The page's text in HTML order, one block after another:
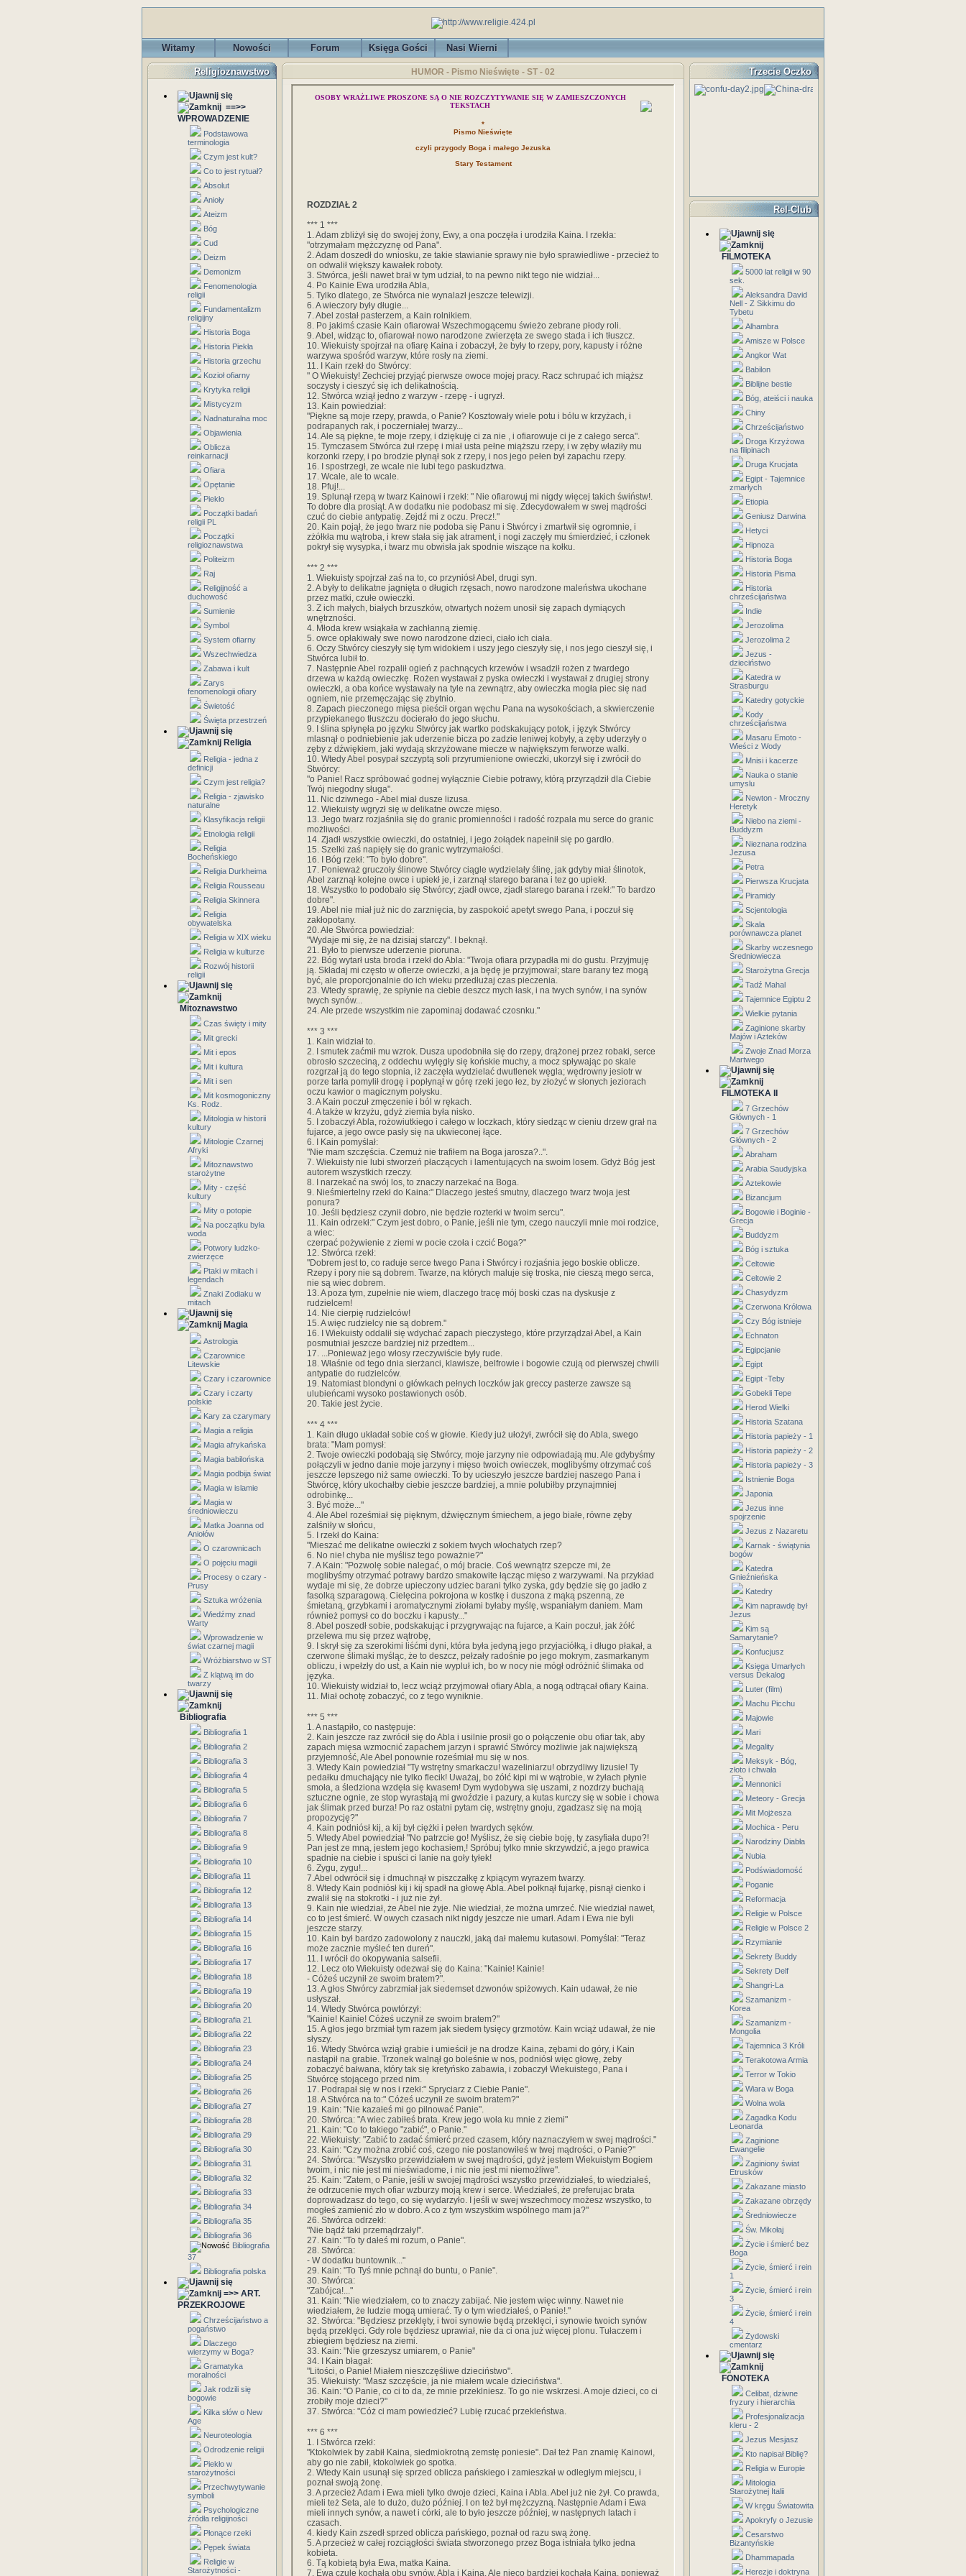
Witamy Nowości Forum Księga Gości Nasi Wierni
Religioznawstwo
==>>
WPROWADZENIE
Podstawowa
terminologia
Czym jest kult?
Co to jest rytuał?
Absolut
Anioły
Ateizm
Bóg
Cud
Deizm
Demonizm
Fenomenologia
religii
Fundamentalizm
religijny
Historia Boga
Historia Piekła
Historia grzechu
Kozioł ofiarny
Krytyka religii
Mistycyzm
Nadnaturalna moc
Objawienia
Oblicza
reinkarnacji
Ofiara
Opętanie
Piekło
Początki badań
religii PL
Początki
religioznawstwa
Politeizm
Raj
Religijność a
duchowość
Sumienie
Symbol
System ofiarny
Wszechwiedza
Zabawa i kult
Zarys
fenomenologii ofiary
Świetość
Święta przestrzeń
Religia
Religia - jedna z
definicji
Czym jest religia?
Religia - zjawisko
naturalne
Klasyfikacja religii
Etnologia religii
Religia
Bocheńskiego
Religia Durkheima
Religia Rousseau
Religia Skinnera
Religia
obywatelska
Religia w XIX wieku
Religia w kulturze
Rozwój historii
religii
Mitoznawstwo
Czas święty i mity
Mit grecki
Mit i epos
Mit i kultura
Mit i sen
Mit kosmogoniczny
Ks. Rodz.
Mitologia w historii
kultury
Mitologie Czarnej
Afryki
Mitoznawstwo
starożytne
Mity - część
kultury
Mity o potopie
Na początku była
woda
Potwory ludzko-
zwierzęce
Ptaki w mitach i
legendach
Znaki Zodiaku w
mitach
Magia
Astrologia
Czarownice
Litewskie
Czary i czarownice
Czary i czarty
polskie
Kary za czarymary
Magia a religia
Magia afrykańska
Magia babilońska
Magia podbija świat
Magia w islamie
Magia w
średniowieczu
Matka Joanna od
Aniołów
O czarownicach
O pojęciu magii
Procesy o czary -
Prusy
Sztuka wróżenia
Wiedźmy znad
Warty
Wprowadzenie w
świat czarnej magii
Wróżbiarstwo w ST
Z klątwą im do
twarzy
Bibliografia
Bibliografia 1
Bibliografia 2
Bibliografia 3
Bibliografia 4
Bibliografia 5
Bibliografia 6
Bibliografia 7
Bibliografia 8
Bibliografia 9
Bibliografia 10
Bibliografia 11
Bibliografia 12
Bibliografia 13
Bibliografia 14
Bibliografia 15
Bibliografia 16
Bibliografia 17
Bibliografia 18
Bibliografia 19
Bibliografia 20
Bibliografia 21
Bibliografia 22
Bibliografia 23
Bibliografia 24
Bibliografia 25
Bibliografia 26
Bibliografia 27
Bibliografia 28
Bibliografia 29
Bibliografia 30
Bibliografia 31
Bibliografia 32
Bibliografia 33
Bibliografia 34
Bibliografia 35
Bibliografia 36
Bibliografia
37
Bibliografia polska
=>> ART.
PRZEKROJOWE
Chrześcijaństwo a
pogaństwo
Dlaczego
wierzymy w Boga?
Gramatyka
moralności
Jak rodzili się
bogowie
Kilka słów o New
Age
Neuroteologia
Odrodzenie religii
Piekło w
starożytności
Przechwytywanie
symboli
Psychologiczne
źródła religijności
Płonące rzeki
Pępek świata
Religie w
Starożytności -
HUMOR - Pismo Nieświęte - ST - 02
OSOBY WRAŻLIWE PROSZONE SĄ O NIE ROZCZYTYWANIE SIĘ W ZAMIESZCZONYCH
TEKSTACH
*
Pismo Nieświęte
czyli przygody Boga i małego Jezuska
Stary Testament
ROZDZIAŁ 2
*** 1 ***
1. Adam zbliżył się do swojej żony, Ewy, a ona poczęła i urodziła Kaina. I rzekła:
"otrzymałam mężczyznę od Pana".
2. Adam doszedł do wniosku, ze takie stawianie sprawy nie było sprawiedliwe - przecież to
on odwalił większy kawałek roboty.
3. Stwórca, jeśli nawet brał w tym udział, to na pewno nikt tego nie widział...
4. Po Kainie Ewa urodziła Abla,
5. Tylko dlatego, ze Stwórca nie wynalazł jeszcze telewizji.
6. A wieczory były długie...
7. Abel został pasterzem, a Kain rolnikiem.
8. Po jakimś czasie Kain ofiarował Wszechmogącemu świeżo zebrane płody roli.
9. Abel, widząc to, ofiarował nowo narodzone zwierzęta ze swego stada i ich tłuszcz.
10. Wiekuisty spojrzał na ofiarę Kaina i zobaczył, że były to rzepy, pory, kapusty i różne
warzywa spośród warzyw, które rosły na ziemi.
11. I Kain rzekł do Stwórcy:
" O Wiekuisty! Zechciej przyjąć pierwsze owoce mojej pracy. Racz schrupać ich miąższ
soczysty i cieszyć się ich delikatnością.
12. Stwórca wziął jedno z warzyw - rzepę - i ugryzł.
13. Kain powiedział:
"Piękne są moje rzepy, prawda, o Panie? Kosztowały wiele potu i bólu w krzyżach, i
podrapanych rak, i poczerniałej twarzy...
14. Ale są piękne, te moje rzepy, i dziękuję ci za nie , i ofiarowuje ci je z całego serca".
15. Tymczasem Stwórca żuł rzepę i miał usta pełne miąższu rzepy, i w zęby właziły mu
korzonki rzepy, i po brodzie płynął sok z rzepy, i nos jego pełen był zapachu rzepy.
16. I spostrzegł, ze wcale nie lubi tego paskudztwa.
17. Wcale, ale to wcale.
18. Pfuj!...
19. Splunął rzepą w twarz Kainowi i rzekł: " Nie ofiarowuj mi nigdy więcej takich świństw!.
To dobre dla prosiąt. A w dodatku nie podobasz mi się. Zdecydowałem w swej mądrości
czuć do ciebie antypatię. Zejdź mi z oczu. Precz!."
20. Kain pojął, że jego twarz nie podoba się Panu i Stwórcy i zmartwił się ogromnie, i
zżółkła mu wątroba, i krew stała się jak atrament, i nogi zaczęły mu śmierdzieć, i członek
pokrył się wysypka, i twarz mu obwisła jak spodnie wiszące na kołku.
*** 2 ***
1. Wiekuisty spojrzał zaś na to, co przyniósł Abel, drugi syn.
2. A były to delikatne jagnięta o długich rzęsach, nowo narodzone maleństwa ukochane
przez matki, czułe owieczki.
3. Z ich małych, białych brzuszków, otwartych nożem unosił się zapach dymiących
wnętrzności.
4. Młoda krew wsiąkała w zachłanną ziemię.
5. owce opłakiwały swe nowo narodzone dzieci, ciało ich ciała.
6. Oczy Stwórcy cieszyły się tym widokiem i uszy jego cieszyły się, i nos jego cieszył się, i
Stwórca lubił to.
7. Następnie Abel rozpalił ogień z pachnących krzewów i wsadził rożen z twardego
drzewa w każdą owieczkę. Rożen wystawał z pyska owieczki i wystawał z drugiej strony
owieczki, a oba końce wystawały na tyle na zewnątrz, aby owieczka mogła piec się nad
ogniem, nie przemęczając się zbytnio.
8. Zapach pieczonego mięsa pieścił organ węchu Pana na wysokościach, a skwierczenie
przypiekanego tłuszczu docierało do jego słuchu.
9. I ślina spłynęła po języku Stwórcy jak wartko podskakujący potok, i język Stwórcy
mlasnął o podniebienie jak uderzenie bicza po zadzie leniwej kobyły, a zęby uderzyły o
zęby z dźwiękiem, jaki wydają skrzyżowane miecze w największym ferworze walki.
10. Wtedy Abel posypał szczyptą soli przyrumienione owieczki, ukorzył się i zwrócił do
Stwórcy:
"o Panie! Racz spróbować godnej wyłącznie Ciebie potrawy, którą przyrządził dla Ciebie
Twój niegodny sługa".
11. Nic dziwnego - Abel miał dusze lizusa.
12. Wiekuisty wgryzł się w delikatne owcze mięso.
13. Jego twarz rozjaśniła się do granic promienności i radość rozpala mu serce do granic
możliwości.
14. Zjadł wszystkie owieczki, do ostatniej, i jego żołądek napełnił się po gardło.
15. Szelki zaś napięły się do granic wytrzymałości.
16. I Bóg rzekł: "To było dobre".
17. Ponieważ gruczoły ślinowe Stwórcy ciągle wydzielały ślinę, jak gdyby miał ślinotok,
Abel zarznął kolejne owce i upiekł je, i zarznął starego barana i tez go upiekł.
18. Wszystko to podobało się Stwórcy; zjadł owce, zjadł starego barana i rzekł:" To bardzo
dobre".
19. Abel nie miał już nic do zarznięcia, by zaspokoić apetyt swego Pana, i poczuł się
zakłopotany.
20. Ale Stwórca powiedział:
"Wydaje mi się, że na dzisiaj starczy". I beknął.
21. Było to pierwsze uderzenie pioruna.
22. Bóg wytarł usta broda i rzekł do Abla: "Twoja ofiara przypadła mi do gustu. Przyjmuję
ją. Składaj mi często w ofierze owieczki, a ja będę je przyjmował; stare barany tez mogą
być, ale proporcjonalnie do ich wieku przedłużaj czas pieczenia.
23. Wtedy sprawię, że spłynie na ciebie deszcz mych łask, i na twych synów, i na synów
twych synów...
24. Ale przede wszystkim nie zapominaj dodawać czosnku."
*** 3 ***
1. Kain widział to.
2. I smutek zaćmił mu wzrok. Dusza upodobniła się do rzepy, drążonej przez robaki, serce
obrosło szczeciną, z oddechu wylęgły się końskie muchy, a mocz spływając po skale
rozgrzał ją do tego stopnia, iż zaczęła wydzielać dwutlenek węgla; wędrowny jesiotr w
porze tarła pomylił drogę i popłynął w górę rzeki jego łez, by złożyć w słonych jeziorach
oczu kawior o magicznym połysku.
3. A Kain poczuł zmęczenie i ból w rękach.
4. A także w krzyżu, gdyż ziemia była nisko.
5. I zobaczył Abla, rożowiutkiego i całego w loczkach, który siedząc w cieniu drzew grał na
fujarce, a jego owce pasły się na ukwieconej łące.
6. I Kain pomyślał:
"Nie mam szczęścia. Czemuż nie trafiłem na Boga jarosza?..".
7. Wiekuisty nie lubi stworzeń płaczących i lamentujących na swoim losem. Gdyż Bóg jest
autorem wszystkich rzeczy.
8. I narzekać na swój los, to znaczy narzekać na Boga.
9. Nieśmiertelny rzekł do Kaina:" Dlaczego jesteś smutny, dlaczego twarz twoja jest
ponura?
10. Jeśli będziesz czynił dobro, nie będzie rozterki w twoim sercu".
11. Kain odrzekł:" Czym jest dobro, o Panie, jeśli nie tym, czego nauczyli mnie moi rodzice,
a wiec:
czerpać pożywienie z ziemi w pocie czoła i czcić Boga?"
12. Stwórca rzekł:
"Dobrem jest to, co raduje serce twego Pana i Stwórcy i rozjaśnia jego boskie oblicze.
Rzepy i pory nie są dobrem. Twarze, na których maluje się troska, nie cieszą mego serca,
nie są wiec dobrem.
13. A poza tym, zupełnie nie wiem, dlaczego tracę mój boski czas na dyskusje z
rudzielcem!
14. Nie cierpię rudzielców!
15. A więc rudzielcy nie są dobrem."
16. I Wiekuisty oddalił się wdychać zapach pieczystego, które przyrządzał Abel, a Kain
posmutniał jeszcze bardziej niż przedtem...
17. ...Ponieważ jego włosy rzeczywiście były rude.
18. Właśnie od tego dnia sierżanci, klawisze, belfrowie i bogowie czują od pierwszej chwili
antypatie do rudzielców.
19. Natomiast blondyni o główkach pełnych loczków jak greccy pasterze zawsze są
ulubieńcami wysoko postawionych osób.
20. Takie jest życie.
*** 4 ***
1. Kain długo układał sobie coś w głowie. Kiedy już ułożył, zwrócił się do Abla, swego
brata: "Mam pomysł:
2. Twoje owieczki podobają się Stwórcy, moje jarzyny nie odpowiadają mu. Ale gdybyśmy
połączyli w jedno danie moje jarzyny i mięso twoich owieczek, moglibyśmy otrzymać coś
jeszcze lepszego niż same owieczki. To by ucieszyło jeszcze bardziej naszego Pana i
Stwórcę, który ukochałby ciebie jeszcze bardziej, a mnie polubiłby przynajmniej
odrobinkę...
3. Być może..."
4. Ale Abel roześmiał się pięknym, dźwięcznym śmiechem, a jego białe, równe zęby
zalśniły w słońcu,
5. I rzekł do Kaina:
"Mieszać me delikatne owieczki z sokiem twych włochatych rzep?
6. No nie! chyba nie myślisz tego poważnie?"
7. A Kain: "Pozwolę sobie nalegać, o mój bracie. Coś wewnątrz szepcze mi, że
moglibyśmy otrzymać potrawy bardzo smakowite łącząc mięso z warzywami. Na przykład
wydaje mi się, że dobrze upieczony udziec barani tylko zyska, gdy będzie się go jadło z
fasolką szparagową. Cielęcina pokrojona w kostkę i duszona z mąką pszenną, ze
śmietaną, grzybkami i aromatycznymi ziołami byłaby myślę, wspaniałym daniem. Mam
również pomysł co do boczku i kapusty..."
8. Abel poszedł sobie, podskakując i przygrywając na fujarce, a Kain poczuł, jak żółć
przelewa mu się przez wątrobę,
9. I skrył się za szerokimi liśćmi dyni, która była jedyną jego przyjaciółką, i długo płakał, a
czerwone ślimaki myśląc, że to deszcz, pełzały radośnie po jego mokrym, zasmarkanym
obliczu, i wpełzły do ust, a Kain nie wypluł ich, bo w nocy nie mógł odróżnić ślimaka od
języka.
10. Wiekuisty widział to, lecz wciąż przyjmował ofiary Abla, a nogą odtrącał ofiary Kaina.
11. Miał ochotę zobaczyć, co z tego wyniknie.
*** 5 ***
1. A nastąpiło, co następuje:
2. Kain jeszcze raz zwrócił się do Abla i usilnie prosił go o połączenie obu ofiar tak, aby
zapach mięsa wzmocnić zapachem jarzyn i sprawić Stwórcy możliwie jak największą
przyjemność, Ale Abel ponownie roześmiał mu się w nos.
3. Wtedy Kain powiedział "Ty wstrętny smarkaczu! wazeliniarzu! obrzydliwy lizusie! Ty
pedałku dmuchający nie tylko flecik! Uważaj, bo żółć kipi mi w wątrobie, w żyłach płynie
smoła, a śledziona wzdęła się kwasem! Dym wydobywa się uszami, z nozdrzy buchają
sztuczne ognie, ze stop wyrastają mi gwoździe i pazury, a kutas kurczy się w sobie i chowa
jak ślimak przed burza! Po raz ostatni pytam cię, wstrętny gnoju, zgadzasz się na moją
propozycję?"
4. Kain podniósł kij, a kij był ciężki i pełen twardych sęków.
5. Wtedy Abel powiedział "No patrzcie go! Myślisz, że się ciebie boję, ty zasyfiała dupo?!
Pan jest ze mną, jestem jego kochasiem,! Spróbuj tylko mnie skrzywdzić, a jego prawica
spadnie na ciebie i spuści ci lanie na goły tyłek!
6. Zygu, zygu!...
7.Abel odwrócił się i dmuchnął w piszczałkę z kpiącym wyrazem twarzy.
8. Wtedy Kain podniósł kij i kij spadł na głowę Abla. Abel połknął fujarkę, pisnął cienko i
zwalił się na stokrotki - i już nie żył.
9. Kain nie wiedział, że Abel nie żyje. Nie wiedział, że można umrzeć. Nie wiedział nawet,
co to jest śmierć. W owych czasach nikt nigdy jeszcze nie umarł. Adam i Ewa nie byli
jeszcze starzy.
10. Kain był bardzo zadowolony z nauczki, jaką dał małemu kutasowi. Pomyślał: "Teraz
może zacznie myśleć ten dureń".
11. I wrócił do okopywania salsefii.
12. Lecz oto Wiekuisty odezwał się do Kaina: "Kainie! Kainie!
- Cóżeś uczynił ze swoim bratem?".
13. A głos Stwórcy zabrzmiał jak siedemset dzwonów spiżowych. Kain udawał, że nie
usłyszał.
14. Wtedy Stwórca powtórzył:
"Kainie! Kainie! Cóżeś uczynił ze swoim bratem?"
15. A głos jego brzmiał tym razem jak siedem tysięcy grzmotów. Kain wciąż udawał, że nie
słyszy.
16. Wtedy Stwórca wziął grabie i umieścił je na drodze Kaina, zębami do góry, i Kain
nastąpił na grabie. Trzonek walnął go boleśnie w nos, podniósł więc głowę, żeby
zobaczyć bałwana, który tak się kretyńsko zabawia, i zobaczył Wiekuistego, Pana i
Stwórcę stojącego przed nim.
17. Podrapał się w nos i rzekł:" Spryciarz z Ciebie Panie".
18. A Stwórca na to:" Cóżeś uczynił ze swoim bratem?"
19. Kain: "Nie kazałeś mi go pilnować Panie".
20. Stwórca: "A wiec zabiłeś brata. Krew jego woła ku mnie z ziemi"
21. Kain: "Co to takiego "zabić", o Panie."
22. Wiekuisty: "Zabić to zadać śmierć przed czasem, który naznaczyłem w swej mądrości."
23. Kain: "Czy można zrobić coś, czego nie postanowiłeś w twej mądrości, o Panie?"
24. Stwórca: "Wszystko przewidziałem w swej mądrości, gdyż jestem Wiekuistym Bogiem
twoim, i nic nie jest mi nieświadome, i nic nie jest mi niemożliwe".
25. Kain: "Zatem, o Panie, jeśli w swojej mądrości wszystko przewidziałeś, to wiedziałeś,
że odrzucenie mych ofiar wzburzy moją krew i serce. Wiedziałeś, że preferujac brata
doprowadzasz do tego, co się wydarzyło. I jeśli w swej wszechmocy możesz wszystko, to
mogłeś zamienić zło w dobro. A co z tym wszystkim wspólnego mam ja?"
26. Stwórca odrzekł:
"Nie bądź taki przemądrzały!".
27. Kain: "To ty dałeś mi rozum, o Panie".
28. Stwórca:
- W dodatku buntownik..."
29. Kain: "To Tyś mnie pchnął do buntu, o Panie".
30. Stwórca:
"Zabójca!..."
31. Kain: "Nie wiedziałem, co to znaczy zabijać. Nie jestem więc winny. Nawet nie
wiedziałem, że ludzie mogą umierać. Ty o tym wiedziałeś, o Panie!."
32. Stwórca: "Będziesz przeklęty, i twoi synowie będą przeklęci, i synowie twoich synów
będą przeklęci. Gdy role będziesz uprawiał, nie da ci ona już więcej plonu. Tułaczem i
zbiegiem będziesz na ziemi.
33. Kain: "Nie grzeszysz umiarem, o Panie"
34. I Kain błagał:
"Litości, o Panie! Miałem nieszczęśliwe dzieciństwo".
35. Wiekuisty: "Masz szczęście, ja nie miałem wcale dzieciństwa".
36. Kain: "O Panie, co ci to da, że mnie przeklniesz. To go nie wskrzesi. A moje dzieci, co ci
zrobiły moje dzieci?"
37. Stwórca: "Cóż ci mam powiedzieć? Lubię rzucać przekleństwa.
*** 6 ***
1. I Stwórca rzekł:
"Ktokolwiek by zabił Kaina, siedmiokrotną zemstę poniesie". Dał też Pan znamię Kainowi,
aby go nie zabił, ktokolwiek go spotka.
2. Wtedy Kain usunął się sprzed oblicza pańskiego i zamieszkał w odległym miejscu, i
poznał swoją żonę.
3. A przecież Adam i Ewa mieli tylko dwoje dzieci, Kaina i Abla. Abel już nie żył. Co prawda,
mieli też Seta, ale to dużo, dużo później. I on też był mężczyzną. Następnie Adam i Ewa
mieli innych synów, a nawet i córki, ale to było jeszcze później, w następnych latach i
czasach.
4. kiedy Kain zszedł sprzed oblicza pańskiego, poznał od razu swą żonę.
5. A przecież w całej rozciągłości świata stworzonego przez Boga istniała tylko jedna
kobieta.
6. Tą kobietą była Ewa, matka Kaina.
7. Ewa czule kochała obu synów, Abla i Kaina. Ale nieco bardziej kochała Kaina, ponieważ
Trzecie Oczko
Rel-Club
FILMOTEKA
5000 lat religii w 90
sek.
Aleksandra David
Nell - Z Sikkimu do
Tybetu
Alhambra
Amisze w Polsce
Angkor Wat
Babilon
Biblijne bestie
Bóg, ateiści i nauka
Chiny
Chrześcijaństwo
Droga Krzyżowa
na filipinach
Druga Krucjata
Egipt - Tajemnice
zmarłych
Etiopia
Geniusz Darwina
Hetyci
Hipnoza
Historia Boga
Historia Pisma
Historia
chrześcijaństwa
Indie
Jerozolima
Jerozolima 2
Jezus -
dzieciństwo
Katedra w
Strasburgu
Katedry gotyckie
Kody
chrześcijaństwa
Masaru Emoto -
Wieści z Wody
Mnisi i kacerze
Nauka o stanie
umyslu
Newton - Mroczny
Heretyk
Niebo na ziemi -
Buddyzm
Nieznana rodzina
Jezusa
Petra
Pierwsza Krucjata
Piramidy
Scjentologia
Skala
porównawcza planet
Skarby wczesnego
Średniowiecza
Starożytna Grecja
Tadź Mahal
Tajemnice Egiptu 2
Wielkie pytania
Zaginione skarby
Majów i Azteków
Zwoje Znad Morza
Martwego
FILMOTEKA II
7 Grzechów
Głównych - 1
7 Grzechów
Głównych - 2
Abraham
Arabia Saudyjska
Aztekowie
Bizancjum
Bogowie i Boginie -
Grecja
Buddyzm
Bóg i sztuka
Celtowie
Celtowie 2
Chasydyzm
Czerwona Królowa
Czy Bóg istnieje
Echnaton
Egipcjanie
Egipt
Egipt -Teby
Gobekli Tepe
Herod Wielki
Historia Szatana
Historia papieży - 1
Historia papieży - 2
Historia papieży - 3
Istnienie Boga
Japonia
Jezus inne
spojrzenie
Jezus z Nazaretu
Karnak - świątynia
bogów
Katedra
Gnieźnieńska
Katedry
Kim naprawdę był
Jezus
Kim są
Samarytanie?
Konfucjusz
Księga Umarłych
versus Dekalog
Luter (film)
Machu Picchu
Majowie
Mari
Megality
Meksyk - Bóg,
złoto i chwała
Mennonici
Meteory - Grecja
Mit Mojżesza
Mochica - Peru
Narodziny Diabła
Nubia
Podświadomość
Poganie
Reformacja
Religie w Polsce
Religie w Polsce 2
Rzymianie
Sekrety Buddy
Sekrety Delf
Shangri-La
Szamanizm -
Korea
Szamanizm -
Mongolia
Tajemnica 3 Króli
Terakotowa Armia
Terror w Tokio
Wiara w Boga
Wolna wola
Zagadka Kodu
Leonarda
Zaginione
Ewangelie
Zaginiony świat
Etrusków
Zakazane miasto
Zakazane obrzędy
Średniowiecze
Św. Mikołaj
Życie i śmierć bez
Boga
Życie, śmierć i rein
1
Życie, śmierć i rein
3
Życie, śmierć i rein
4
Żydowski
cmentarz
FONOTEKA
Celibat, dziwne
fryzury i hierarchia
Profesjonalizacja
kleru - 2
Jezus Mesjasz
Kto napisał Biblię?
Religia w Europie
Mitologia
Starożytnej Italii
W kręgu Światowita
Apokryfy o Jezusie
Cesarstwo
Bizantyńskie
Dhammapada
Herezje i doktryna